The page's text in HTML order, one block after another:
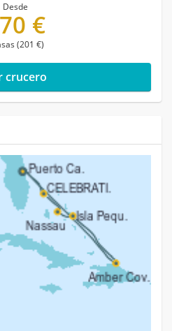
Desde
€
(201 €)
crucero